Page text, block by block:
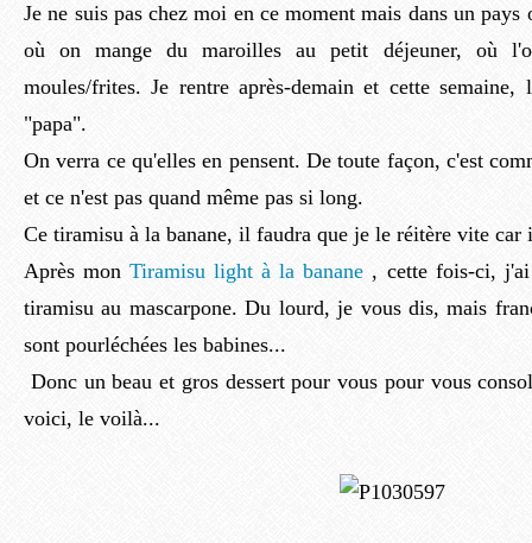
Je ne suis pas chez moi en ce moment mais dans un
où on mange du maroilles au petit déjeuner, où
moules/frites. Je rentre après-demain et cette semaine,
"papa".
On verra ce qu'elles en pensent. De toute façon, c'est
et ce n'est pas quand même pas si long.
Ce tiramisu à la banane, il faudra que je le réitère vite car
Après monTiramisu light à la banane , cette fois-ci,
tiramisu au mascarpone. Du lourd, je vous dis, mais
sont pourléchées les babines...
Donc un beau et gros dessert pour vous pour vous
voici, le voilà...